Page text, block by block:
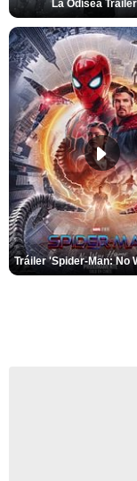
La Odisea
Tráiler 'Spider-Man: No